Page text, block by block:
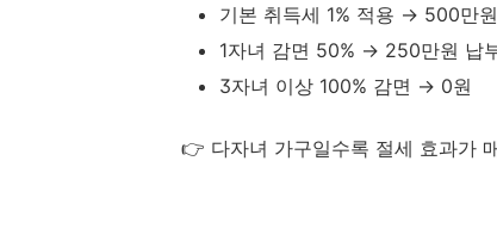
기본 취득세 1% 적용 → 500만원
1자녀 감면 50% → 250만원 납
3자녀 이상 100% 감면 → 0원
👉 다자녀 가구일수록 절세 효과가